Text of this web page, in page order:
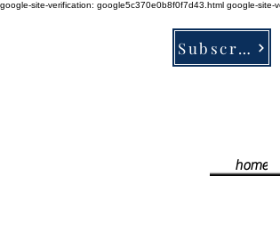
google-site-verification: google5c370e0b8f0f7d43.html google-site-
Subscribe
home